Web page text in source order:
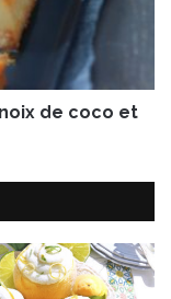
de coco et